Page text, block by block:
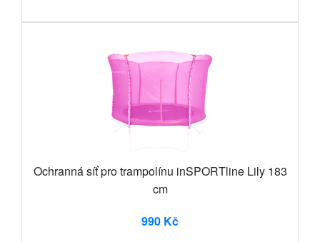
Ochranná síť pro trampolínu inSPORTline Lily 183
cm
990 Kč